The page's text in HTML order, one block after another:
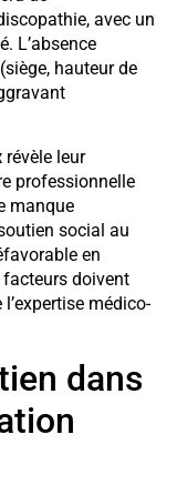
avec un
L’absence
hauteur de
révèle leur
professionnelle
manque
social au
en
facteurs doivent
médico-
dans